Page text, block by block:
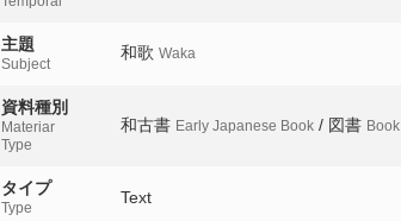
主題
Subject
和歌 Waka
資料種別
Materiar
Type
和古書 Early Japanese Book/ 図書 Book
タイプ
Type
Text